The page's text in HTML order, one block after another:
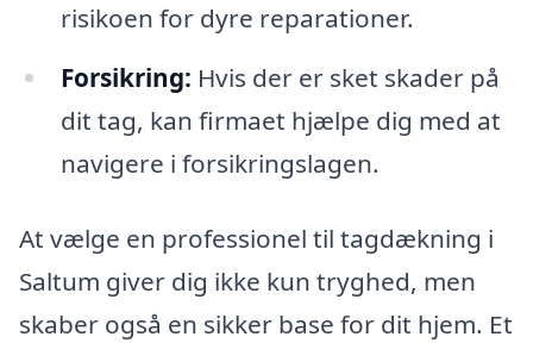
risikoen for dyre reparationer.
Forsikring: Hvis der er sket skader på
dit tag, kan firmaet hjælpe dig med at
navigere i forsikringslagen.
At vælge en professionel til tagdækning i
Saltum giver dig ikke kun tryghed, men
skaber også en sikker base for dit hjem. Et